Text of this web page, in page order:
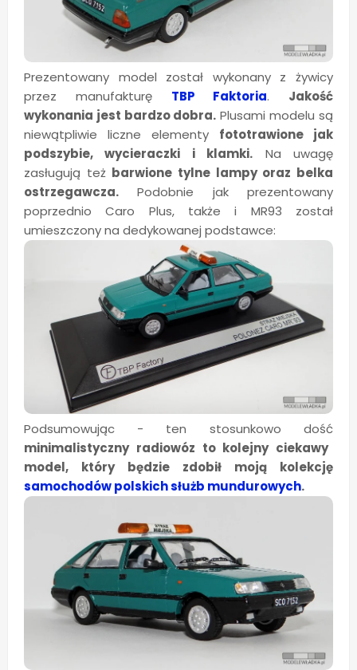
Prezentowany model został wykonany z żywicy
przez manufakturę TBP Faktoria. Jakość
wykonania jest bardzo dobra. Plusami modelu są
niewątpliwie liczne elementy fototrawione jak
podszybie, wycieraczki i klamki. Na uwagę
zasługują też barwione tylne lampy oraz belka
ostrzegawcza.Podobnie jak prezentowany
poprzednio Caro Plus, także i MR93 został
umieszczony na dedykowanej podstawce:
Podsumowując - ten stosunkowo dość
minimalistyczny radiowóz to kolejny ciekawy
model, który będzie zdobił moją kolekcję
samochodów polskich służb mundurowych.